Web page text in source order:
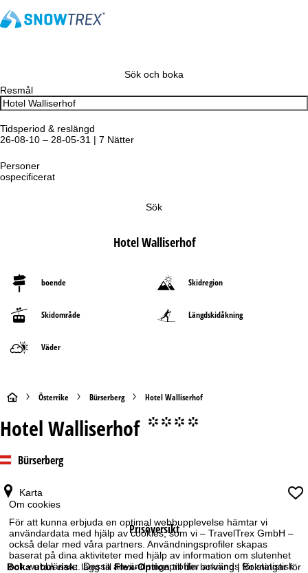
Om cookies
För att kunna erbjuda en optimal webbupplevelse hämtar vi
användardata med hjälp av cookies, som vi – TravelTrex GmbH –
också delar med våra partners. Användningsprofiler skapas
baserat på dina aktiviteter med hjälp av information om slutenhet
och webbläsare. Dessa användningsprofiler används för statistisk
Sök och boka
Resmål
Tidsperiod & reslängd
26-08-10 – 28-05-31 | 7 Nätter
Personer
ospecificerat
Sök
Hotel Walliserhof
boende Skidregion
Skidområde Längdskidåkning
Väder
S
t
t
s
i
Österrike Bürserberg Hotel Walliserhof
Hotel Walliserhof °°°°
Bürserberg
Karta
Prisöversikt
Boka utan risk:lägg tillFlex-Optiontill din bokning | Bokningar för